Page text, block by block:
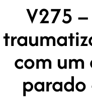
V275
com
parado